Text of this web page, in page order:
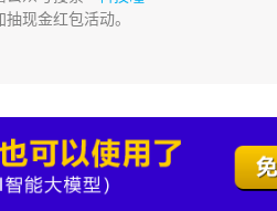
抽现金红包活动。